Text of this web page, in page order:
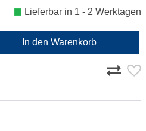
Lieferbar in 1 - 2 Werktagen
In den Warenkorb